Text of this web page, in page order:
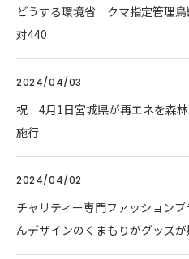
どうする環境省 クマ指定管理
対440
2024/04/03
祝 4月1日宮城県が再エネを森
施行
2024/04/02
チャリティー専門ファッション
んデザインのくまもりがグッズが